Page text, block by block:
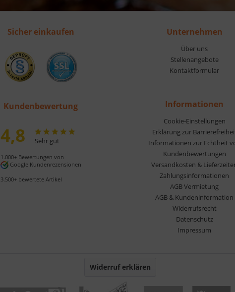
Sicher einkaufen
Kundenbewertung
4,8 Sehr gut
1.000+ Bewertungen von
Google Kundenrezensionen
3.500+ bewertete Artikel
Unternehmen
Über uns
Stellenangebote
Kontaktformular
Informationen
Cookie-Einstellungen
Erklärung zur
Informationen zur Echtheit
Kundenbewertungen
Versandkosten &
Zahlungsinformationen
AGB Vermietung
AGB & Kundeninformation
Widerrufsrecht
Datenschutz
Impressum
Widerruf erklären